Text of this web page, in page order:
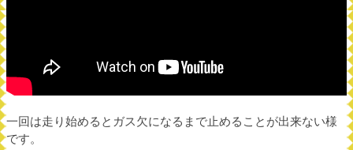
一回は走り始めるとガス欠になるまで止めることが出来ない様
です。